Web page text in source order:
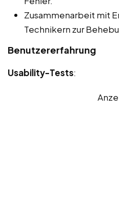
Zusammenarbeit mit
Technikern zur
Benutzererfahrung
Usability-Tests: